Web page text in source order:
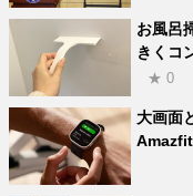
お風呂
きくコ
★ 0
大画面